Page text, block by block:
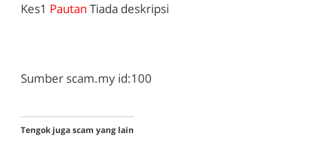
Kes1 Pautan Tiada deskripsi
Sumber scam.my id:100
Tengok juga scam yang lain